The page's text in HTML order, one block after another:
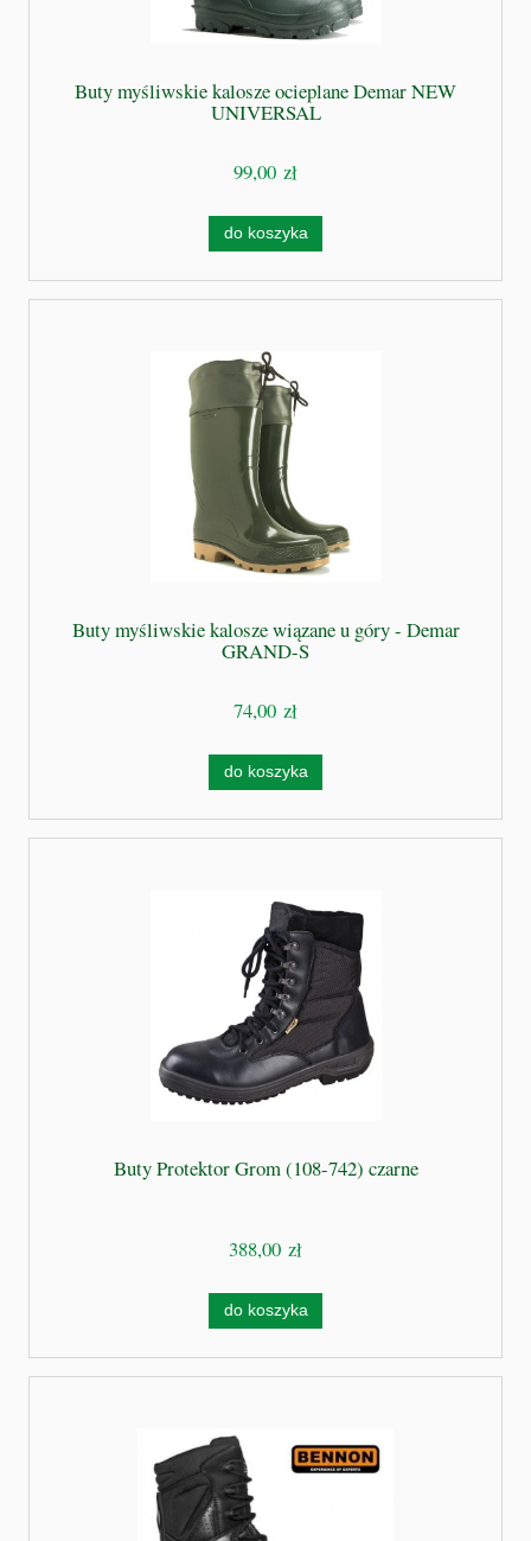
Buty myśliwskie kalosze ocieplane Demar NEW
UNIVERSAL
99,00 zł
do koszyka
Buty myśliwskie kalosze wiązane u góry - Demar
GRAND-S
74,00 zł
do koszyka
Buty Protektor Grom (108-742) czarne
388,00 zł
do koszyka